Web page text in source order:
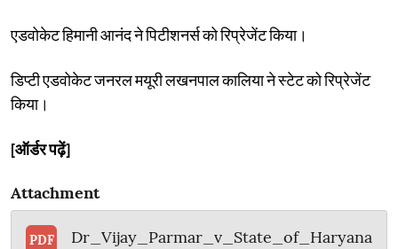
एडवोकेट हिमानी आनंद ने पिटीशनर्स को रिप्रेजेंट किया।
डिप्टी एडवोकेट जनरल मयूरी लखनपाल कालिया ने स्टेट को रिप्रेजेंट
किया।
[ऑर्डर पढ़ें]
Attachment
PDF
Dr_Vijay_Parmar_v_State_of_Haryana